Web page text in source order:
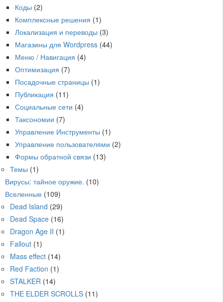
Коды (2)
Комплексные решения (1)
Локализация и переводы (3)
Магазины для Wordpress (44)
Меню / Навигация (4)
Оптимизация (7)
Посадочные страницы (1)
Публикация (11)
Социальные сети (4)
Таксономии (7)
Управление Инструменты (1)
Управление пользователями (2)
Формы обратной связи (13)
Темы (1)
Вирусы: тайное оружие. (10)
Вселенные (109)
Dead Island (29)
Dead Space (16)
Dragon Age II (1)
Fallout (1)
Mass effect (14)
Red Faction (1)
STALKER (14)
THE ELDER SCROLLS (11)